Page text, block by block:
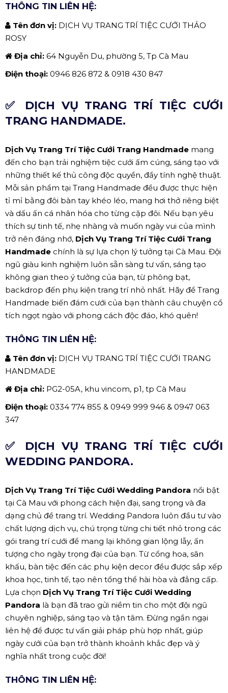
THÔNG TIN LIÊN HỆ:
Tên đơn vị: DỊCH VỤ TRANG TRÍ TIỆC CƯỚI THẢO
ROSY
Địa chỉ: 64 Nguyễn Du, phường 5, Tp Cà Mau
Điện thoại: 0946 826 872 & 0918 430 847
✅ DỊCH VỤ TRANG TRÍ TIỆC CƯỚI
TRANG HANDMADE.
Dịch Vụ Trang Trí Tiệc Cưới Trang Handmade mang
đến cho bạn trải nghiệm tiệc cưới ấm cúng, sáng tạo với
những thiết kế thủ công độc quyền, đầy tính nghệ thuật.
Mỗi sản phẩm tại Trang Handmade đều được thực hiện
tỉ mỉ bằng đôi bàn tay khéo léo, mang hơi thở riêng biệt
và dấu ấn cá nhân hóa cho từng cặp đôi. Nếu bạn yêu
thích sự tinh tế, nhẹ nhàng và muốn ngày vui của mình
trở nên đáng nhớ, Dịch Vụ Trang Trí Tiệc Cưới Trang
Handmade chính là sự lựa chọn lý tưởng tại Cà Mau. Đội
ngũ giàu kinh nghiệm luôn sẵn sàng tư vấn, sáng tạo
không gian theo ý tưởng của bạn, từ phông bạt,
backdrop đến phụ kiện trang trí nhỏ nhất. Hãy để Trang
Handmade biến đám cưới của bạn thành câu chuyện cổ
tích ngọt ngào với phong cách độc đáo, khó quên!
THÔNG TIN LIÊN HỆ:
Tên đơn vị: DỊCH VỤ TRANG TRÍ TIỆC CƯỚI TRANG
HANDMADE
Địa chỉ: PG2-05A, khu vincom, p1, tp Cà Mau
Điện thoại: 0334 774 855 & 0949 999 946 & 0947 063
347
✅ DỊCH VỤ TRANG TRÍ TIỆC CƯỚI
WEDDING PANDORA.
Dịch Vụ Trang Trí Tiệc Cưới Wedding Pandora nổi bật
tại Cà Mau với phong cách hiện đại, sang trọng và đa
dạng chủ đề trang trí. Wedding Pandora luôn đầu tư vào
chất lượng dịch vụ, chú trọng từng chi tiết nhỏ trong các
gói trang trí cưới để mang lại không gian lộng lẫy, ấn
tượng cho ngày trọng đại của bạn. Từ cổng hoa, sân
khấu, bàn tiệc đến các phụ kiện decor đều được sắp xếp
khoa học, tinh tế, tạo nên tổng thể hài hòa và đẳng cấp.
Lựa chọn Dịch Vụ Trang Trí Tiệc Cưới Wedding
Pandora là bạn đã trao gửi niềm tin cho một đội ngũ
chuyên nghiệp, sáng tạo và tận tâm. Đừng ngần ngại
liên hệ để được tư vấn giải pháp phù hợp nhất, giúp
ngày cưới của bạn trở thành khoảnh khắc đẹp và ý
nghĩa nhất trong cuộc đời!
THÔNG TIN LIÊN HỆ: